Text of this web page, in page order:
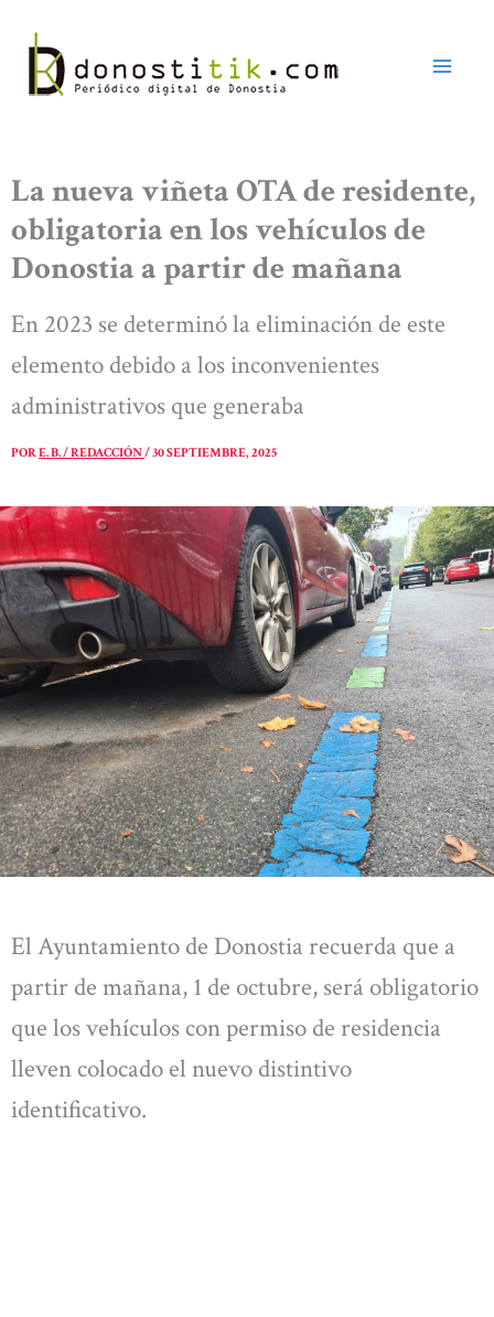
contenido
La nueva viñeta OTA de residente,
obligatoria en los vehículos de
Donostia a partir de mañana
En 2023 se determinó la eliminación de este
elemento debido a los inconvenientes
administrativos que generaba
PORE. B. / REDACCIÓN/30 SEPTIEMBRE, 2025
El Ayuntamiento de Donostia recuerda que a
partir de mañana, 1 de octubre, será obligatorio
que los vehículos con permiso de residencia
lleven colocado el nuevo distintivo
identificativo.